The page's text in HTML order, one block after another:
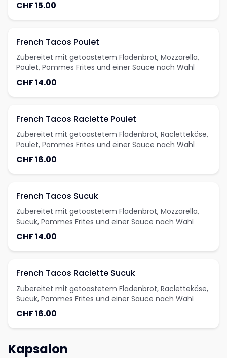
CHF 15.00
French Tacos Poulet
Zubereitet mit getoastetem Fladenbrot, Mozzarella,
Poulet, Pommes Frites und einer Sauce nach Wahl
CHF 14.00
French Tacos Raclette Poulet
Zubereitet mit getoastetem Fladenbrot, Raclettekäse,
Poulet, Pommes Frites und einer Sauce nach Wahl
CHF 16.00
French Tacos Sucuk
Zubereitet mit getoastetem Fladenbrot, Mozzarella,
Sucuk, Pommes Frites und einer Sauce nach Wahl
CHF 14.00
French Tacos Raclette Sucuk
Zubereitet mit getoastetem Fladenbrot, Raclettekäse,
Sucuk, Pommes Frites und einer Sauce nach Wahl
CHF 16.00
Kapsalon